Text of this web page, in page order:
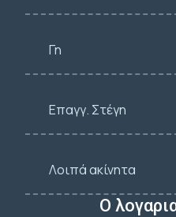
Γη
Επαγγ. Στέγη
Λοιπά ακίνητα
Ο